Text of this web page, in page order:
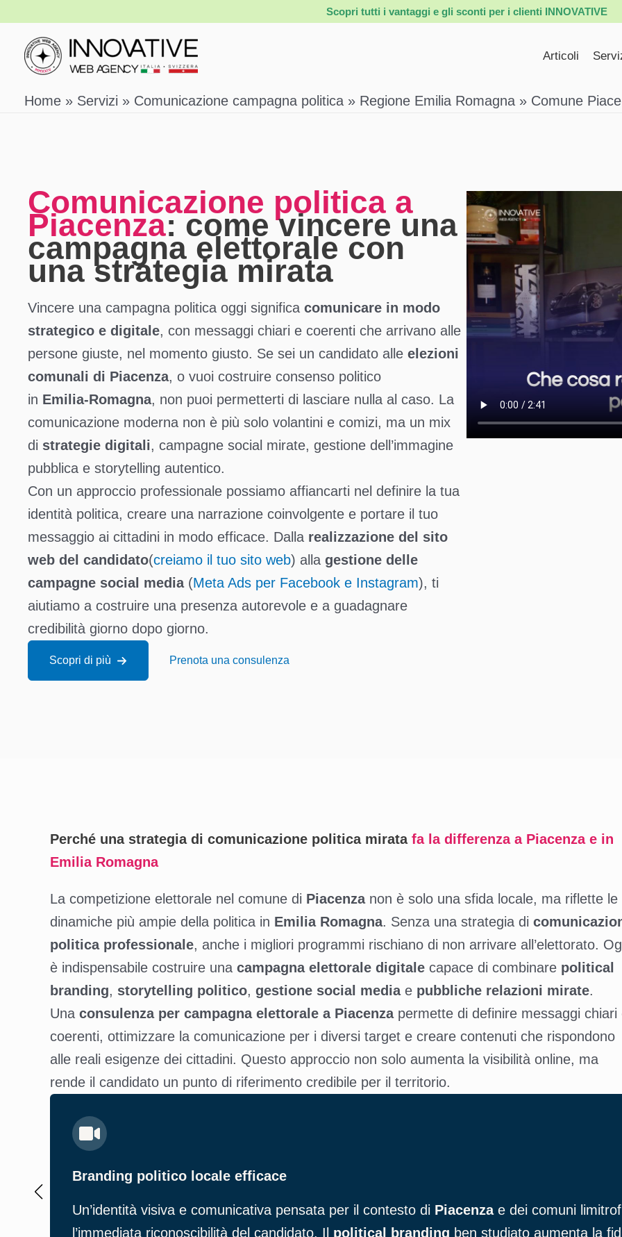
contenuto
Scopri tutti i vantaggi e gli sconti per i clienti INNOVATIVE
Articoli
Home Servizi Comunicazione campagna politica Regione Emilia Romagna Comune
Comunicazione politica a
Piacenza: come vincere una
campagna elettorale con
una strategia mirata
Vincere una campagna politica oggi significa comunicare in modo
strategico e digitale, con messaggi chiari e coerenti che arrivano alle
persone giuste, nel momento giusto. Se sei un candidato alle elezioni
comunali di Piacenza, o vuoi costruire consenso politico
in Emilia‑Romagna, non puoi permetterti di lasciare nulla al caso. La
comunicazione moderna non è più solo volantini e comizi, ma un mix
di strategie digitali, campagne social mirate, gestione dell’immagine
pubblica e storytelling autentico.
Con un approccio professionale possiamo affiancarti nel definire la tua
identità politica, creare una narrazione coinvolgente e portare il tuo
messaggio ai cittadini in modo efficace. Dalla realizzazione del sito
web del candidato(creiamo il tuo sito web) alla gestione delle
campagne social media(Meta Ads per Facebook e Instagram), ti
aiutiamo a costruire una presenza autorevole e a guadagnare
credibilità giorno dopo giorno.
Scopri di più Prenota una consulenza
Perché una strategia di comunicazione politica mirata fa la differenza a Piacenza e in
Emilia Romagna
La competizione elettorale nel comune di Piacenzanon è solo una sfida locale, ma riflette le
dinamiche più ampie della politica in Emilia Romagna. Senza una strategia di
politica professionale, anche i migliori programmi rischiano di non arrivare all’elettorato.
è indispensabile costruire una campagna elettorale digitale capace di combinare political
branding, storytelling politico, gestione social mediae pubbliche relazioni mirate.
Una consulenza per campagna elettorale a Piacenzapermette di definire messaggi chiari
coerenti, ottimizzare la comunicazione per i diversi target e creare contenuti che rispondono
alle reali esigenze dei cittadini. Questo approccio non solo aumenta la visibilità online, ma
rende il candidato un punto di riferimento credibile per il territorio.
Branding politico locale efficace
Un’identità visiva e comunicativa pensata per il contesto di Piacenzae dei comuni
l’immediata riconoscibilità del candidato. Il political branding ben studiato aumenta la